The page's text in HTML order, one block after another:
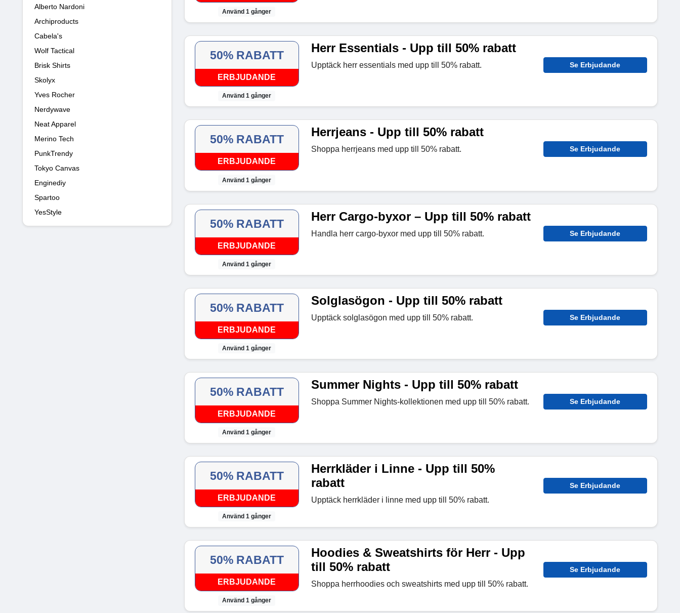
Alberto Nardoni
Archiproducts
Cabela's
Wolf Tactical
Brisk Shirts
Skolyx
Yves Rocher
Nerdywave
Neat Apparel
Merino Tech
PunkTrendy
Tokyo Canvas
Enginediy
Spartoo
YesStyle
Använd 1 gånger
50% RABATT
ERBJUDANDE
Använd 1 gånger
Herr Essentials - Upp till 50% rabatt
Upptäck herr essentials med upp till 50% rabatt. Se Erbjudande
50% RABATT
ERBJUDANDE
Använd 1 gånger
Herrjeans - Upp till 50% rabatt
Shoppa herrjeans med upp till 50% rabatt. Se Erbjudande
50% RABATT
ERBJUDANDE
Använd 1 gånger
Herr Cargo-byxor – Upp till 50% rabatt
Handla herr cargo-byxor med upp till 50% rabatt. Se Erbjudande
50% RABATT
ERBJUDANDE
Använd 1 gånger
Solglasögon - Upp till 50% rabatt
Upptäck solglasögon med upp till 50% rabatt. Se Erbjudande
50% RABATT
ERBJUDANDE
Använd 1 gånger
Summer Nights - Upp till 50% rabatt
Shoppa Summer Nights-kollektionen med upp till 50% rabatt. Se Erbjudande
50% RABATT
ERBJUDANDE
Använd 1 gånger
Herrkläder i Linne - Upp till 50%
rabatt
Upptäck herrkläder i linne med upp till 50% rabatt.
Se Erbjudande
50% RABATT
ERBJUDANDE
Använd 1 gånger
Hoodies & Sweatshirts för Herr - Upp
till 50% rabatt
Shoppa herrhoodies och sweatshirts med upp till 50% rabatt.
Se Erbjudande